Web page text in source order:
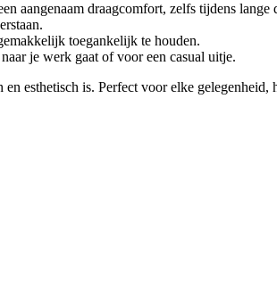
aangenaam draagcomfort, zelfs tijdens lange
toegankelijk te houden.
je werk gaat of voor een casual uitje.
esthetisch is. Perfect voor elke